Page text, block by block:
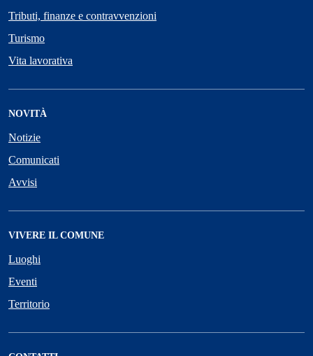
Tributi, finanze e contravvenzioni
Turismo
Vita lavorativa
NOVITÀ
Notizie
Comunicati
Avvisi
VIVERE IL COMUNE
Luoghi
Eventi
Territorio